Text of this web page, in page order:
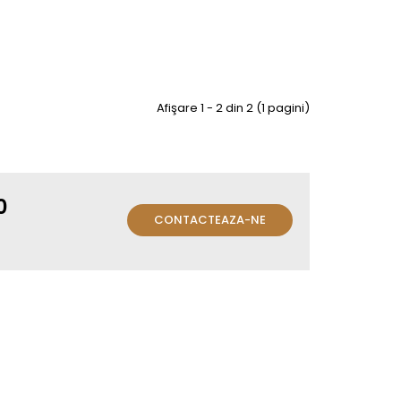
Afişare 1 - 2 din 2 (1 pagini)
CONTACTEAZA-NE